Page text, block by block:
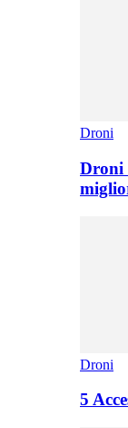
Droni
Droni
Droni
5